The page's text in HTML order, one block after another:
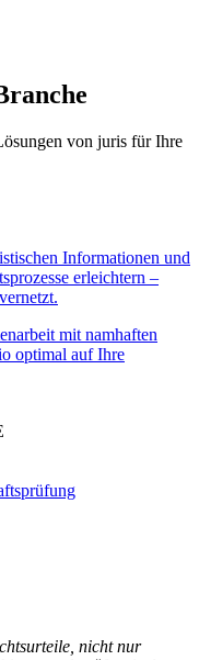
von juris für Ihre
Informationen und
erleichtern –
mit namhaften
optimal auf Ihre
nicht nur